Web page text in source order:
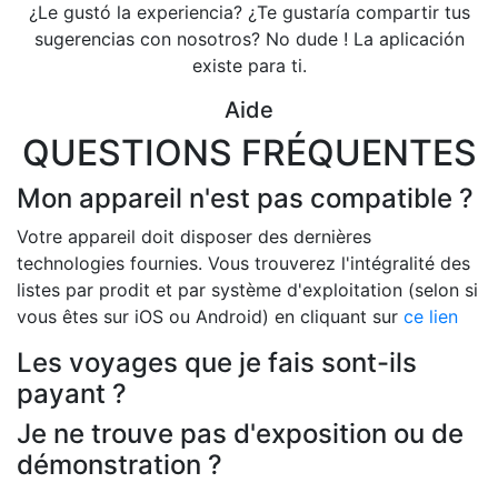
¿Le gustó la experiencia? ¿Te gustaría compartir tus
sugerencias con nosotros? No dude ! La aplicación
existe para ti.
Aide
QUESTIONS FRÉQUENTES
Mon appareil n'est pas compatible ?
Votre appareil doit disposer des dernières
technologies fournies. Vous trouverez l'intégralité des
listes par prodit et par système d'exploitation (selon si
vous êtes sur iOS ou Android) en cliquant sur ce lien
Les voyages que je fais sont-ils
payant ?
Je ne trouve pas d'exposition ou de
démonstration ?